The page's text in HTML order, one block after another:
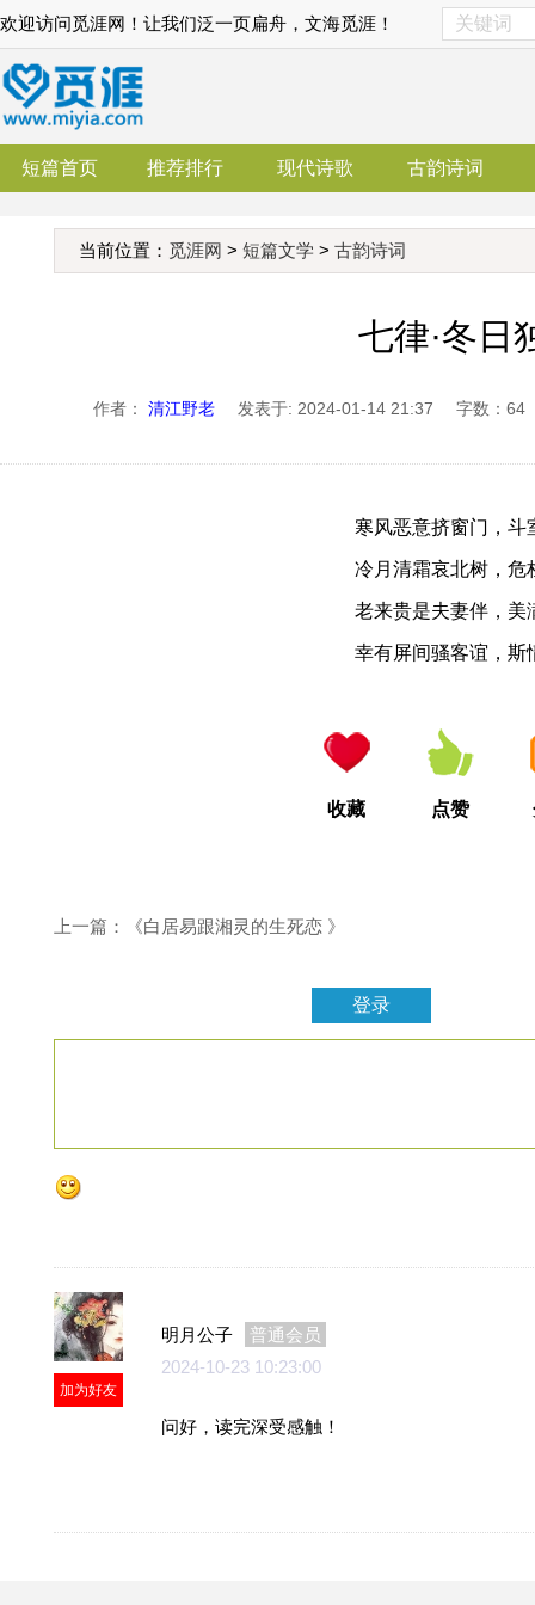
欢迎访问觅涯网！让我们泛一页扁舟，文海觅涯！
短篇首页 推荐排行 现代诗歌 古韵诗词
当前位置： 觅涯网 > 短篇文学 > 古韵诗词
七律·冬日
作者： 清江野老 发表于: 2024-01-14 21:37 字数：64
寒风恶意挤窗门，斗
冷月清霜哀北树，危
老来贵是夫妻伴，美
幸有屏间骚客谊，斯
收藏 点赞
上一篇：《白居易跟湘灵的生死恋 》
加为好友
明月公子
普通会员
2024-10-23 10:23:00
问好，读完深受感触！